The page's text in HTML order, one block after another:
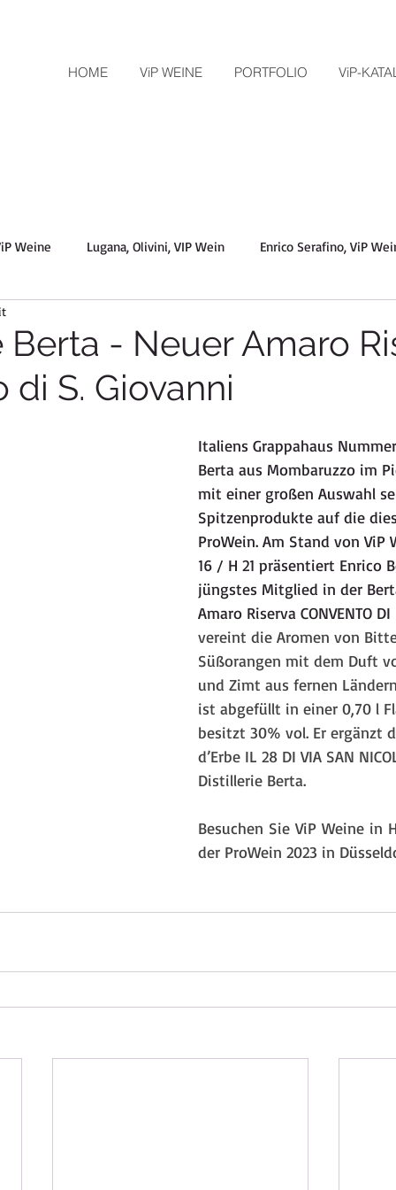
HOME ViP WEINE PORTFOLIO ViP-
Weine Lugana, Olivini, VIP Wein Enrico Serafino, ViP
Distillerie Berta, Grappa, Piemont
Venica&Venica, Collio, Friaul,
Borgo Molino, Veneto, ViP Weine Lambrusco, Cantine
Berta - Neuer Amaro
di S. Giovanni
Italiens Grappahaus
Berta aus Mombaruzzo im
mit einer großen Auswahl
Spitzenprodukte auf die
ProWein. Am Stand von ViP
16 / H 21 präsentiert Enrico
jüngstes Mitglied in der
Amaro Riserva CONVENTO
vereint die Aromen von
Süßorangen mit dem Duft
und Zimt aus fernen
ist abgefüllt in einer 0,70 l
besitzt 30% vol. Er ergänzt
d’Erbe IL 28 DI VIA SAN
Distillerie Berta.
​Besuchen Sie ViP Weine in
der ProWein 2023 in